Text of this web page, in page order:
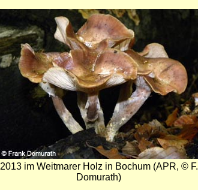
2013 im Weitmarer Holz in Bochum (APR, © F.
Domurath)